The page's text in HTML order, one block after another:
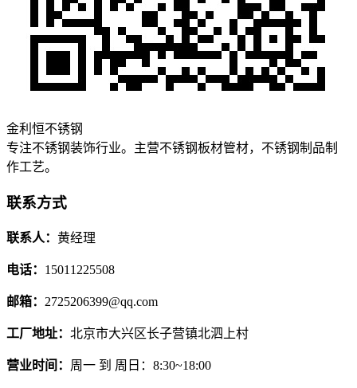
金利恒不锈钢
专注不锈钢装饰行业。主营不锈钢板材管材，不锈钢制品制
作工艺。
联系方式
联系人： 黄经理
电话： 15011225508
邮箱： 2725206399@qq.com
工厂地址： 北京市大兴区长子营镇北泗上村
营业时间： 周一 到 周日：8:30~18:00